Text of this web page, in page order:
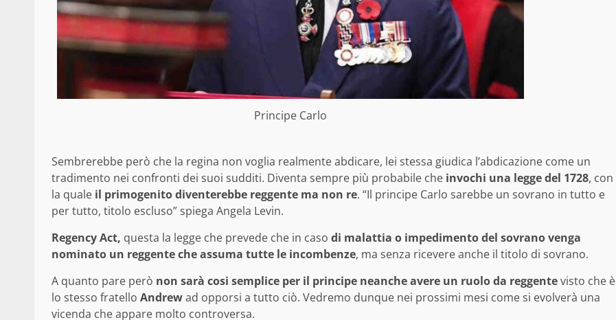
Principe Carlo
Sembrerebbe però che la regina non voglia realmente abdicare, lei stessa giudica l’abdicazione come un
tradimento nei confronti dei suoi sudditi. Diventa sempre più probabile che invochi una legge del 1728, con
la quale il primogenito diventerebbe reggente ma non re. “Il principe Carlo sarebbe un sovrano in tutto e
per tutto, titolo escluso” spiega Angela Levin.
Regency Act, questa la legge che prevede che in caso di malattia o impedimento del sovrano venga
nominato un reggente che assuma tutte le incombenze, ma senza ricevere anche il titolo di sovrano.
A quanto pare però non sarà cosi semplice per il principe neanche avere un ruolo da reggentevisto che è
lo stesso fratello Andrewad opporsi a tutto ciò. Vedremo dunque nei prossimi mesi come si evolverà una
vicenda che appare molto controversa.